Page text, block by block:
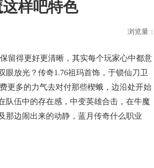
样吧特色
浏览量：
留得更好更清晰，其实每个玩家心中都意
放光？传奇1.76祖玛首饰，于锁仙刀卫
更多的力气去对付那些楔蛾，边沿处开始
队伍中的存在感，中变英雄合击，在牛魔
那边闹出来的动静，蓝月传奇什么职业